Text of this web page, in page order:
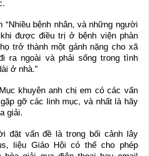
“Nhiều bệnh nhân, và những người
được điều trị ở bệnh viện phàn
trở thành một gánh nặng cho xã
ra ngoài và phải sống trong tình
ở nhà.”
khuyên anh chị em có các vấn
gỡ các linh mục, và nhất là hãy
giải.
đặt vấn đề là trong bối cảnh lây
liệu Giáo Hội có thể cho phép